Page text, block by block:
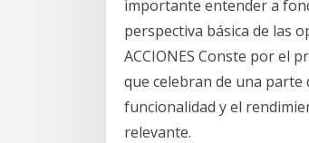
importante entender a
perspectiva básica de las
ACCIONES Conste por el
que celebran de una parte
funcionalidad y el
relevante.